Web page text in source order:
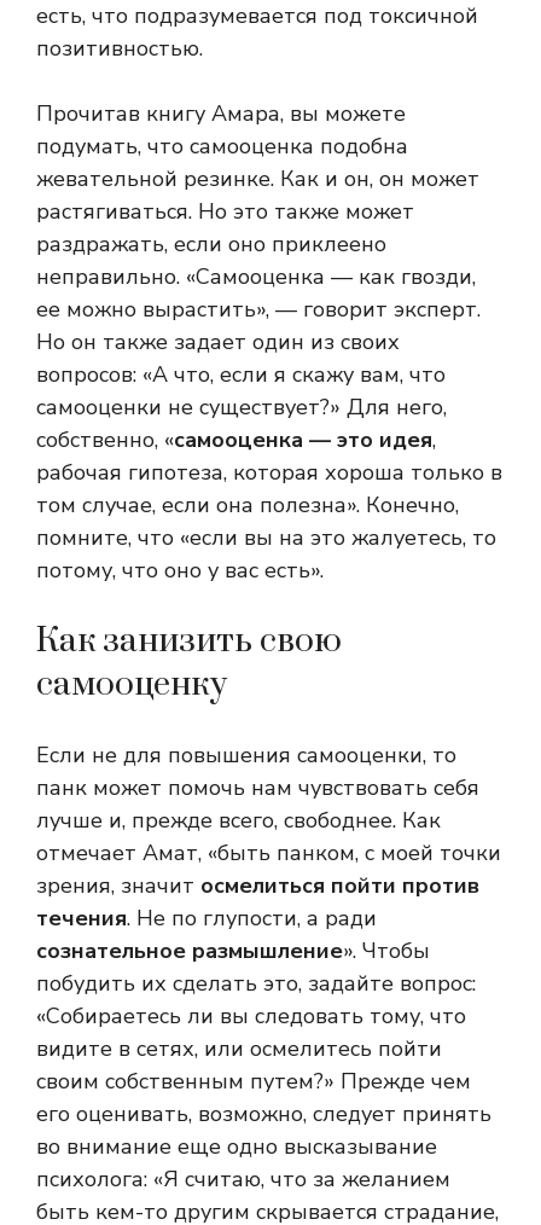
есть, что подразумевается под токсичной
позитивностью.
Прочитав книгу Амара, вы можете
подумать, что самооценка подобна
жевательной резинке. Как и он, он может
растягиваться. Но это также может
раздражать, если оно приклеено
неправильно. «Самооценка — как гвозди,
ее можно вырастить», — говорит эксперт.
Но он также задает один из своих
вопросов: «А что, если я скажу вам, что
самооценки не существует?» Для него,
собственно, «самооценка — это идея,
рабочая гипотеза, которая хороша только в
том случае, если она полезна». Конечно,
помните, что «если вы на это жалуетесь, то
потому, что оно у вас есть».
Как занизить свою
самооценку
Если не для повышения самооценки, то
панк может помочь нам чувствовать себя
лучше и, прежде всего, свободнее. Как
отмечает Амат, «быть панком, с моей точки
зрения, значит осмелиться пойти против
течения. Не по глупости, а ради
сознательное размышление». Чтобы
побудить их сделать это, задайте вопрос:
«Собираетесь ли вы следовать тому, что
видите в сетях, или осмелитесь пойти
своим собственным путем?» Прежде чем
его оценивать, возможно, следует принять
во внимание еще одно высказывание
психолога: «Я считаю, что за желанием
быть кем-то другим скрывается страдание,